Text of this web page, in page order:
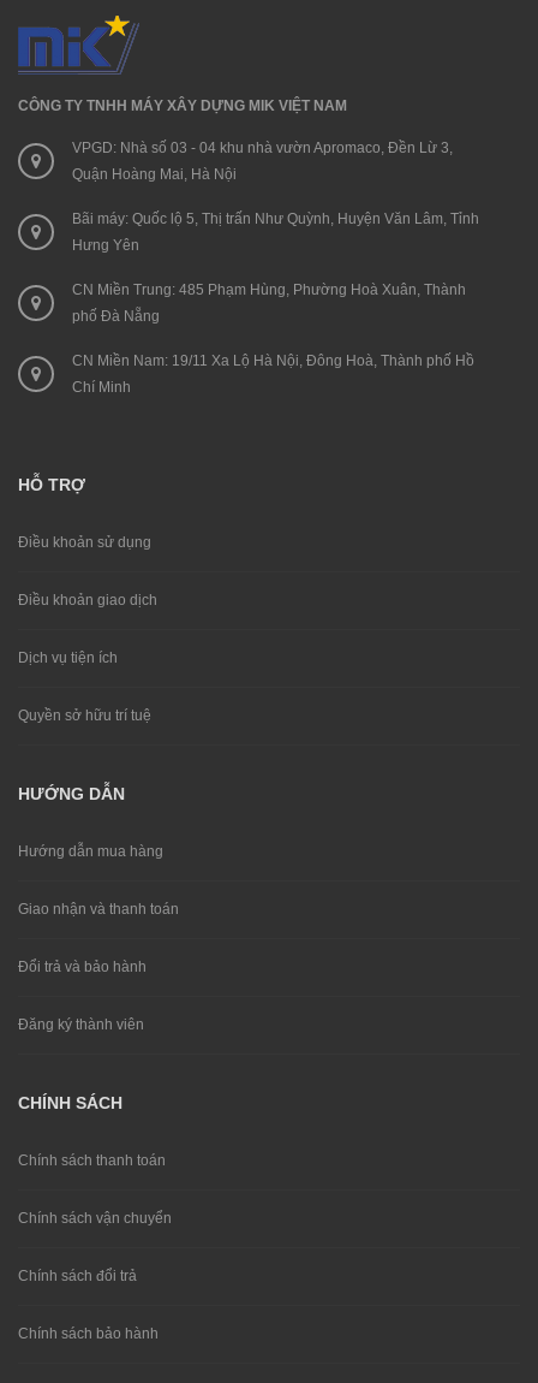
CÔNG TY TNHH MÁY XÂY DỰNG MIK VIỆT NAM
VPGD: Nhà số 03 - 04 khu nhà vườn Apromaco, Đền Lừ 3,
Quận Hoàng Mai, Hà Nội
Bãi máy: Quốc lộ 5, Thị trấn Như Quỳnh, Huyện Văn Lâm, Tỉnh
Hưng Yên
CN Miền Trung: 485 Phạm Hùng, Phường Hoà Xuân, Thành
phố Đà Nẵng
CN Miền Nam: 19/11 Xa Lộ Hà Nội, Đông Hoà, Thành phố Hồ
Chí Minh
HỖ TRỢ
Điều khoản sử dụng
Điều khoản giao dịch
Dịch vụ tiện ích
Quyền sở hữu trí tuệ
HƯỚNG DẪN
Hướng dẫn mua hàng
Giao nhận và thanh toán
Đổi trả và bảo hành
Đăng ký thành viên
CHÍNH SÁCH
Chính sách thanh toán
Chính sách vận chuyển
Chính sách đổi trả
Chính sách bảo hành